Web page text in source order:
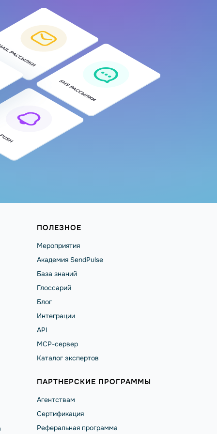
ПОЛЕЗНОЕ
Мероприятия
Академия SendPulse
База знаний
Глоссарий
Блог
Интеграции
API
MCP-сервер
Каталог экспертов
ПАРТНЕРСКИЕ ПРОГРАММЫ
Агентствам
Сертификация
Реферальная программа